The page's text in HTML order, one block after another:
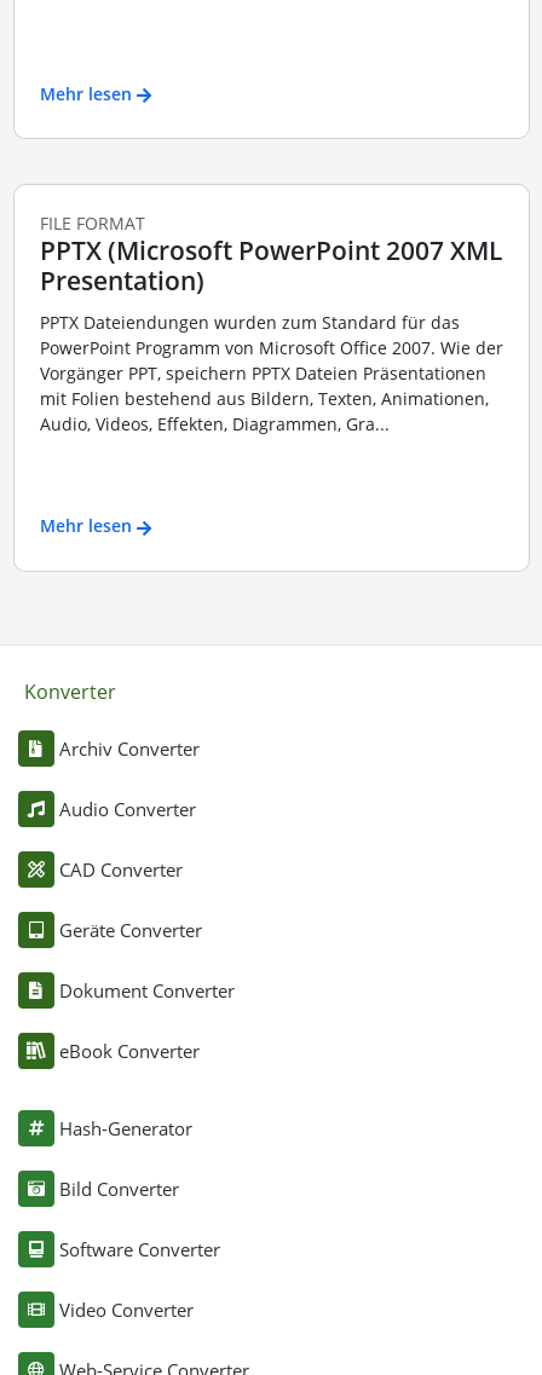
Mehr lesen
FILE FORMAT
PPTX (Microsoft PowerPoint 2007 XML
Presentation)
PPTX Dateiendungen wurden zum Standard für das
PowerPoint Programm von Microsoft Office 2007. Wie der
Vorgänger PPT, speichern PPTX Dateien Präsentationen
mit Folien bestehend aus Bildern, Texten, Animationen,
Audio, Videos, Effekten, Diagrammen, Gra...
Mehr lesen
Konverter
Archiv Converter
Audio Converter
CAD Converter
Geräte Converter
Dokument Converter
eBook Converter
Hash-Generator
Bild Converter
Software Converter
Video Converter
Web-Service Converter